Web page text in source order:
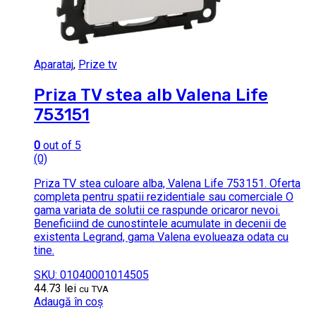
Aparataj, Prize tv
Priza TV stea alb Valena Life
753151
0 out of 5
(0)
Priza TV stea culoare alba, Valena Life 753151. Oferta
completa pentru spatii rezidentiale sau comerciale O
gama variata de solutii ce raspunde oricaror nevoi.
Beneficiind de cunostintele acumulate in decenii de
existenta Legrand, gama Valena evolueaza odata cu
tine.
SKU: 01040001014505
44.73 lei cu TVA
Adaugă în coș